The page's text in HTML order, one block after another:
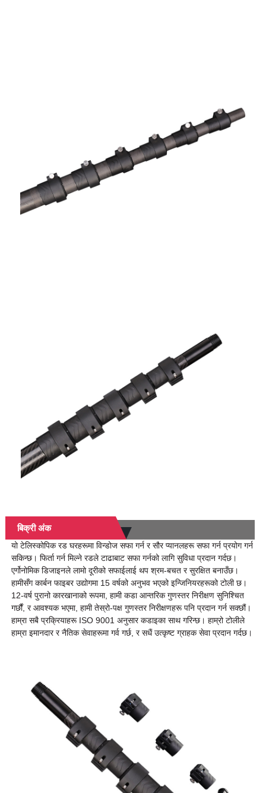
बिक्री अंक
यो टेलिस्कोपिक रड घरहरूमा विन्डोज सफा गर्न र सौर प्यानलहरू सफा गर्न प्रयोग गर्न
सकिन्छ। फिर्ता गर्न मिल्ने रडले टाढाबाट सफा गर्नको लागि सुविधा प्रदान गर्दछ।
एर्गोनोमिक डिजाइनले लामो दूरीको सफाईलाई थप श्रम-बचत र सुरक्षित बनाउँछ।
हामीसँग कार्बन फाइबर उद्योगमा 15 वर्षको अनुभव भएको इन्जिनियरहरूको टोली छ।
12-वर्ष पुरानो कारखानाको रूपमा, हामी कडा आन्तरिक गुणस्तर निरीक्षण सुनिश्चित
गर्छौं, र आवश्यक भएमा, हामी तेस्रो-पक्ष गुणस्तर निरीक्षणहरू पनि प्रदान गर्न सक्छौं।
हाम्रा सबै प्रक्रियाहरू ISO 9001 अनुसार कडाइका साथ गरिन्छ। हाम्रो टोलीले
हाम्रा इमानदार र नैतिक सेवाहरूमा गर्व गर्छ, र सधैं उत्कृष्ट ग्राहक सेवा प्रदान गर्दछ।